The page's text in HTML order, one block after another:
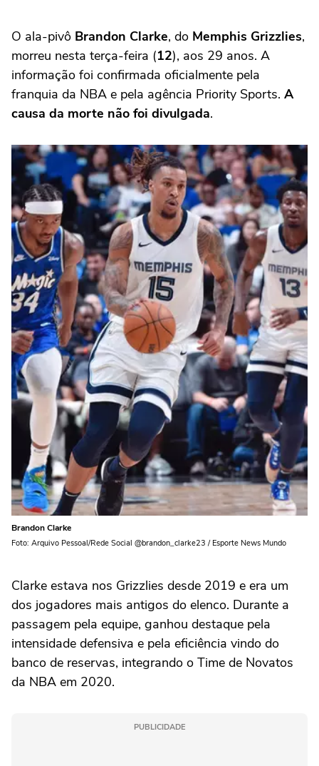
O ala-pivô Brandon Clarke, do Memphis Grizzlies,
morreu nesta terça-feira (12), aos 29 anos. A
informação foi confirmada oficialmente pela
franquia da NBA e pela agência Priority Sports. A
causa da morte não foi divulgada.
Brandon Clarke
Foto: Arquivo Pessoal/Rede Social @brandon_clarke23 / Esporte News Mundo
Clarke estava nos Grizzlies desde 2019 e era um
dos jogadores mais antigos do elenco. Durante a
passagem pela equipe, ganhou destaque pela
intensidade defensiva e pela eficiência vindo do
banco de reservas, integrando o Time de Novatos
da NBA em 2020.
PUBLICIDADE